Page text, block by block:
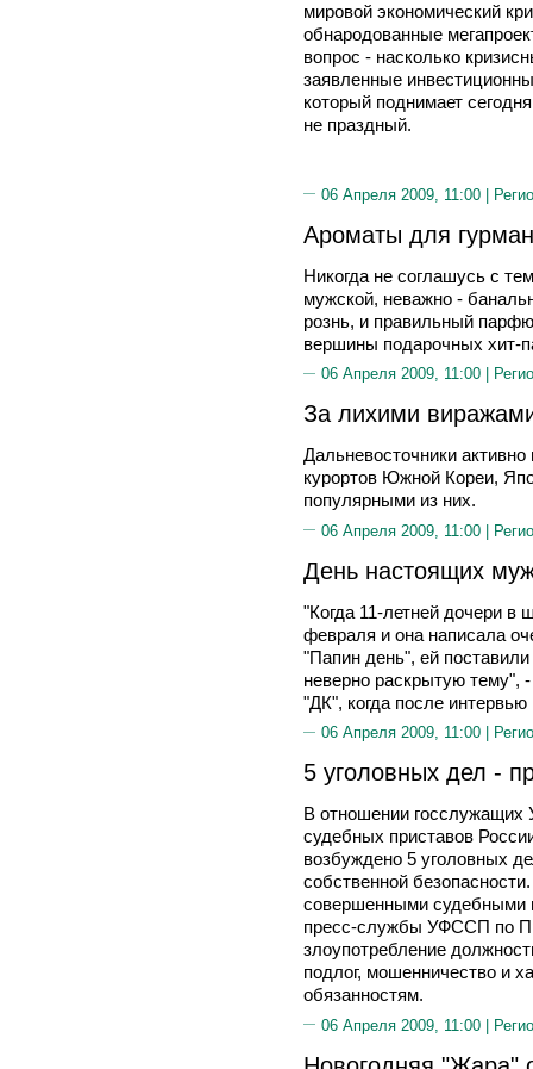
мировой экономический
обнародованные
вопрос - насколько
заявленные
который поднимает
не праздный.
06 Апреля 2009, 11:00 |
Ароматы для
Никогда не соглашусь с
мужской, неважно -
рознь, и правильный
вершины подарочных хит-
06 Апреля 2009, 11:00 |
За лихими
Дальневосточники
курортов Южной Кореи,
популярными из них.
06 Апреля 2009, 11:00 |
День настоящих
"Когда 11-летней дочери в
февраля и она написала
"Папин день", ей поставили
неверно раскрытую тему",
"ДК", когда после
06 Апреля 2009, 11:00 |
5 уголовных дел -
В отношении
судебных приставов
возбуждено 5 уголовных
собственной
совершенными судебными
пресс-службы УФССП по
злоупотребление
подлог, мошенничество и
обязанностям.
06 Апреля 2009, 11:00 |